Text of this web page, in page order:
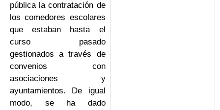
pública la contratación de
los comedores escolares
que estaban hasta el
curso pasado
gestionados a través de
convenios con
asociaciones y
ayuntamientos. De igual
modo, se ha dado